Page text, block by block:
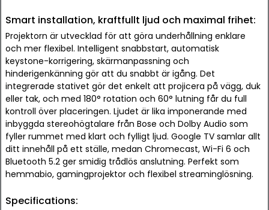
Smart installation, kraftfullt ljud och maximal frihet:
Projektorn är utvecklad för att göra underhållning enklare
och mer flexibel. Intelligent snabbstart, automatisk
keystone-korrigering, skärmanpassning och
hinderigenkänning gör att du snabbt är igång. Det
integrerade stativet gör det enkelt att projicera på vägg, duk
eller tak, och med 180° rotation och 60° lutning får du full
kontroll över placeringen. Ljudet är lika imponerande med
inbyggda stereohögtalare från Bose och Dolby Audio som
fyller rummet med klart och fylligt ljud. Google TV samlar allt
ditt innehåll på ett ställe, medan Chromecast, Wi-Fi 6 och
Bluetooth 5.2 ger smidig trådlös anslutning. Perfekt som
hemmabio, gamingprojektor och flexibel streaminglösning.
Specifications: